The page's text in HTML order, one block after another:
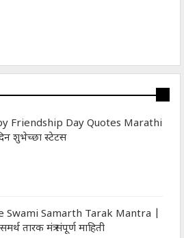
Friendship Day Quotes Marathi
दिन शुभेच्‍छा स्‍टेटस
Swami Samarth Tarak Mantra |
तारक मंत्र संपूर्ण माहिती